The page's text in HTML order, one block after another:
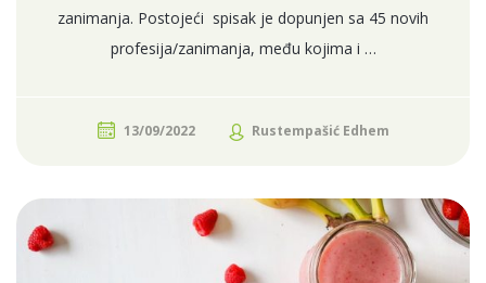
zanimanja. Postojeći spisak je dopunjen sa 45 novih
profesija/zanimanja, među kojima i …
13/09/2022 Rustempašić Edhem